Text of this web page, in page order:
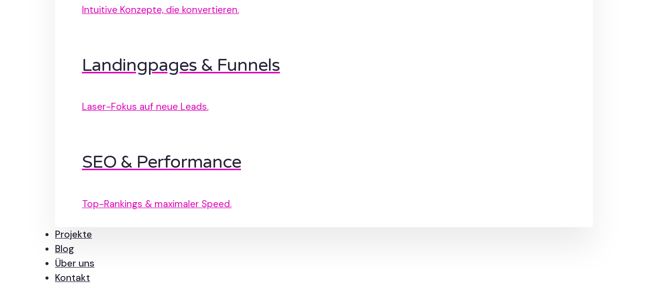
Intuitive Konzepte, die konvertieren.
Landingpages & Funnels
Laser-Fokus auf neue Leads.
SEO & Performance
Top-Rankings & maximaler Speed.
Projekte
Blog
Über uns
Kontakt